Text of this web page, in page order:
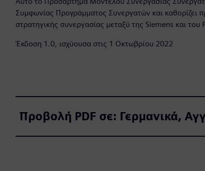
Συμφωνίας Προγράμματος Συνεργατών και καθορίζει
στρατηγικής συνεργασίας μεταξύ της Siemens και του
Έκδοση 1.0, ισχύουσα στις 1 Οκτωβρίου 2022
Προβολή PDF σε: Γερμανικά,